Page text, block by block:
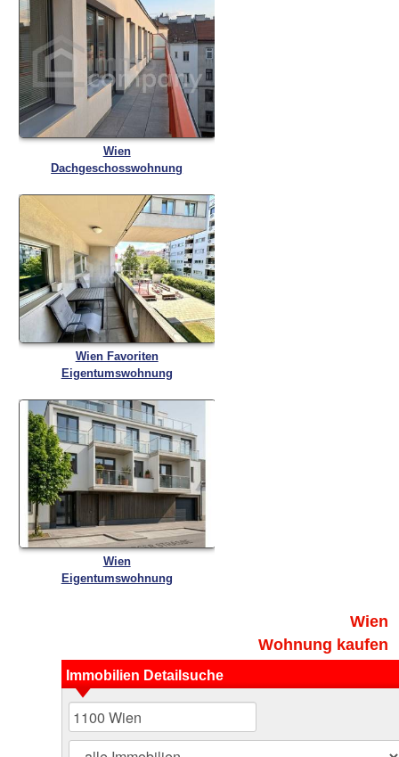
Wien
Dachgeschosswohnung
Wien Favoriten
Eigentumswohnung
Wien
Eigentumswohnung
Wien
Wohnung kaufen
Immobilien Detailsuche